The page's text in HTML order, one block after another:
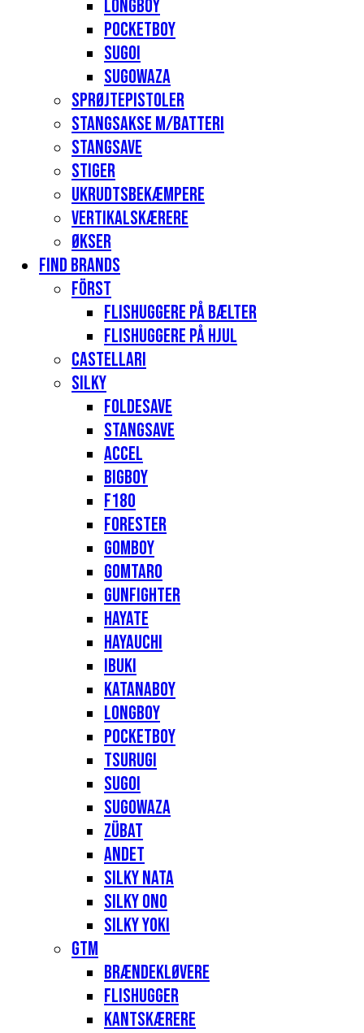
Longboy
Pocketboy
Sugoi
Sugowaza
Sprøjtepistoler
Stangsakse m/batteri
Stangsave
Stiger
Ukrudtsbekæmpere
Vertikalskærere
Økser
Find Brands
Först
Flishuggere på bælter
Flishuggere på hjul
Castellari
Silky
Foldesave
Stangsave
Accel
Bigboy
F180
Forester
Gomboy
Gomtaro
Gunfighter
Hayate
Hayauchi
Ibuki
Katanaboy
Longboy
Pocketboy
Tsurugi
Sugoi
Sugowaza
Zübat
Andet
Silky Nata
Silky Ono
Silky Yoki
GTM
Brændekløvere
Flishugger
Kantskærere